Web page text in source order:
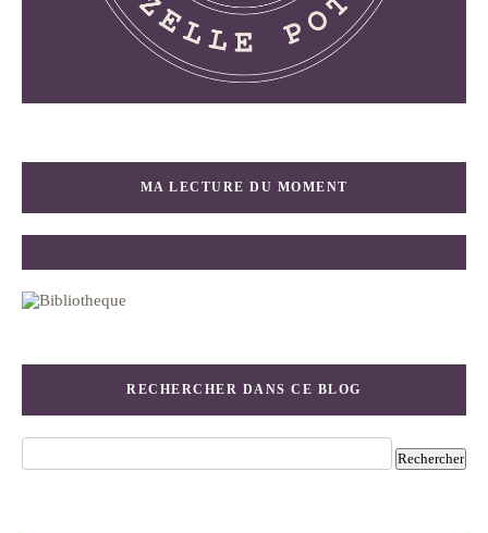
MA LECTURE DU MOMENT
RECHERCHER DANS CE BLOG